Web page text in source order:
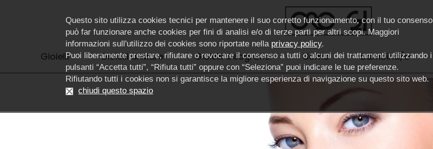
Gioielli Gioielli di Mare Gioielli Geografici Uomo Bambina/o
Questo sito utilizza cookies tecnici per mantenere il suo corretto funzionamento, con il tuo consenso
può far funzionare anche cookies per fini di analisi e/o di terze parti per altri scopi. Maggiori
informazioni sull'utilizzo dei cookies sono riportate nella privacy policy.
Puoi liberamente prestare, rifiutare o revocare il consenso a tutti o alcuni dei trattamenti utilizzando i
pulsanti “Accetta tutti”, “Rifiuta tutti” oppure con “Seleziona” puoi indicare le tue preferenze.
Rifiutando tutti i cookies non si garantisce la migliore esperienza di navigazione su questo sito web.
chiudi questo spazio